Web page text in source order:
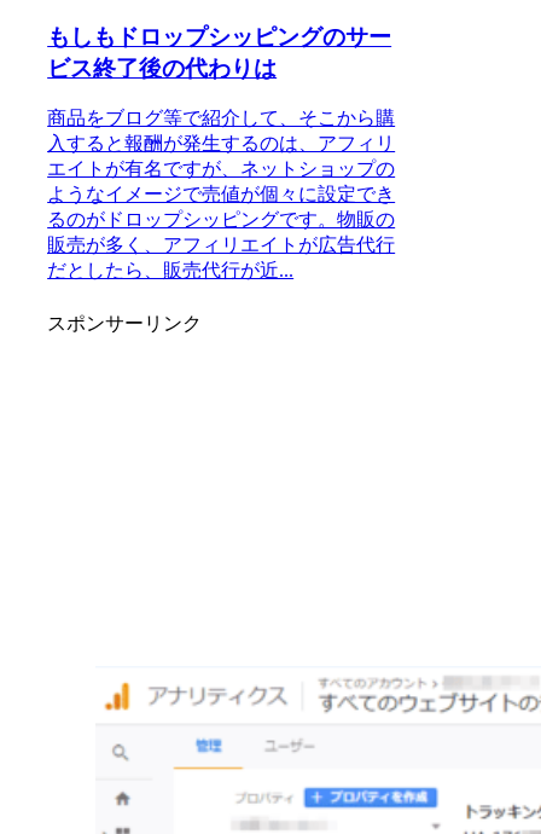
もしもドロップシッピングのサー
ビス終了後の代わりは
商品をブログ等で紹介して、そこから購
入すると報酬が発生するのは、アフィリ
エイトが有名ですが、ネットショップの
ようなイメージで売値が個々に設定でき
るのがドロップシッピングです。物販の
販売が多く、アフィリエイトが広告代行
だとしたら、販売代行が近...
スポンサーリンク